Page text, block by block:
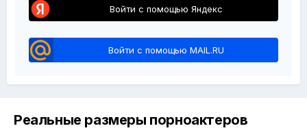
Войти с помощью Яндекс
Войти с помощью MAIL.RU
Реальные размеры порноактеров